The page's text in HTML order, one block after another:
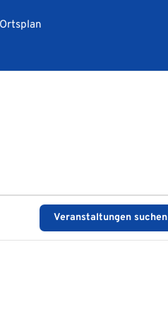
Ortsplan
Veranstaltungen suchen